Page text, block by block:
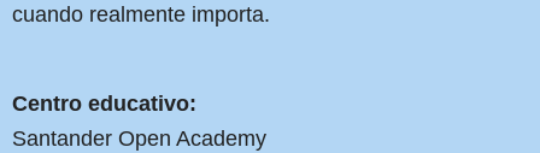
cuando realmente importa.
Centro educativo:
Santander Open Academy